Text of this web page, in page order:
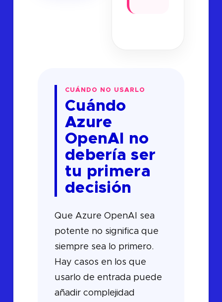
CUÁNDO NO USARLO
Cuándo
Azure
OpenAI no
debería ser
tu primera
decisión
Que Azure OpenAI sea
potente no significa que
siempre sea lo primero.
Hay casos en los que
usarlo de entrada puede
añadir complejidad